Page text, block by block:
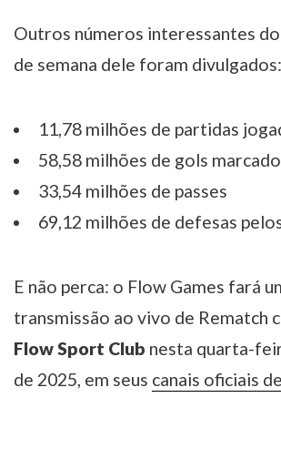
Outros números interessantes
de semana dele foram divulgados:
11,78 milhões de partidas
58,58 milhões de gols
33,54 milhões de passes
69,12 milhões de defesas
E não perca: o Flow Games fará
transmissão ao vivo de Rematch
Flow Sport Club nesta quarta-
de 2025, em seus canais oficiais